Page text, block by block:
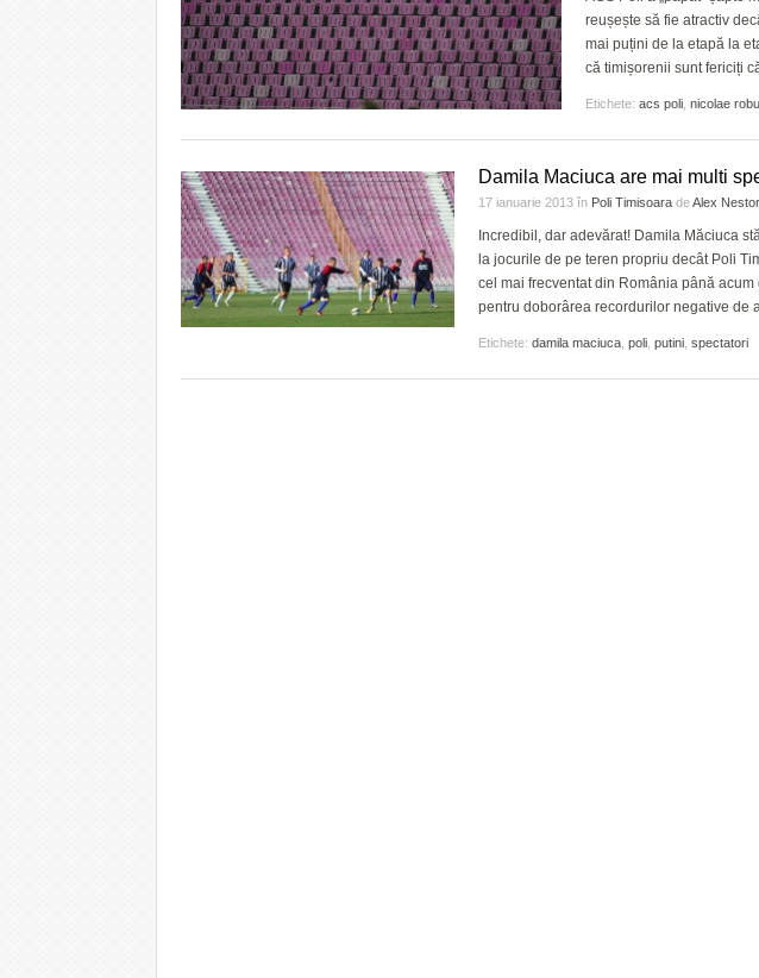
de acrobație
Inaugurare de Ziua
centru destinat
31 July 2026
reușește să fie atractiv
mai puțini de la etapă la
că timișorenii sunt fericiți
Etichete: acs poli nicolae robu
Damila Maciuca are mai multi
17 ianuarie 2013 în Poli Timisoara deAlex Nestor
Incredibil, dar adevărat! Damila Măciuca
la jocurile de pe teren propriu decât Poli
cel mai frecventat din România până
pentru doborârea recordurilor negative de
Etichete: damila maciuca poli putini spectatori